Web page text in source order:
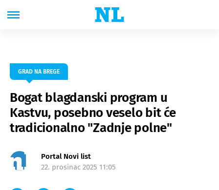
GRAD NA BREGE
Bogat blagdanski program u
Kastvu, posebno veselo bit će
tradicionalno "Zadnje polne"
Portal Novi list
22. prosinac 2025 11:05